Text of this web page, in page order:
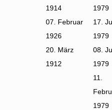
1914
07. Februar
1926
20. März
1912
1979
17.
1979
08.
1979
11.
1979